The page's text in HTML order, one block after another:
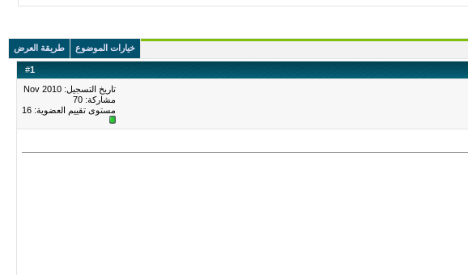
خيارات الموضوع طريقة العرض
#1
تاريخ التسجيل: Nov 2010
مشاركة: 70
مستوى تقييم العضوية: 16